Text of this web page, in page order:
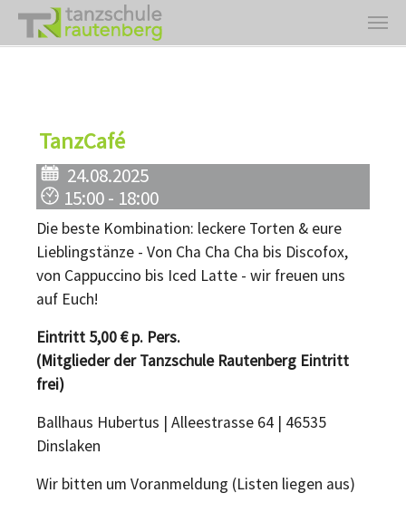
TanzCafé
24.08.2025
15:00 - 18:00
Die beste Kombination: leckere Torten & eure
Lieblingstänze - Von Cha Cha Cha bis Discofox,
von Cappuccino bis Iced Latte - wir freuen uns
auf Euch!
Eintritt 5,00 € p. Pers.
(Mitglieder der Tanzschule Rautenberg Eintritt
frei)
Ballhaus Hubertus | Alleestrasse 64 | 46535
Dinslaken
Wir bitten um Voranmeldung (Listen liegen aus)